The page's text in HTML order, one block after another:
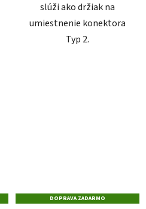
slúži ako držiak na
umiestnenie konektora
Typ 2.
DOPRAVA ZADARMO